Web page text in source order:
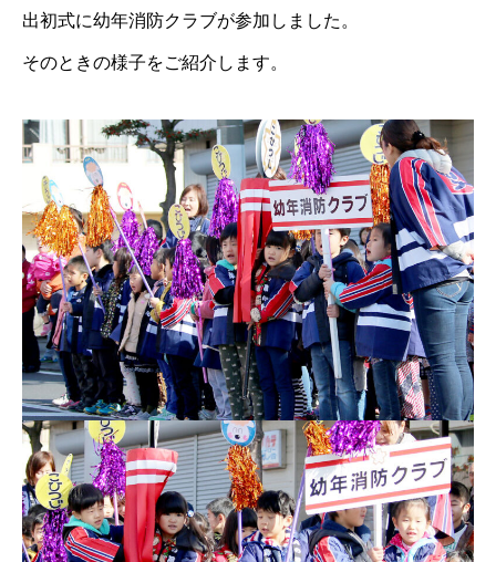
出初式に幼年消防クラブが参加しました。
そのときの様子をご紹介します。